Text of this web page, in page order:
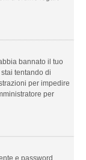
bannato il tuo
tentando di
per impedire
per
e password